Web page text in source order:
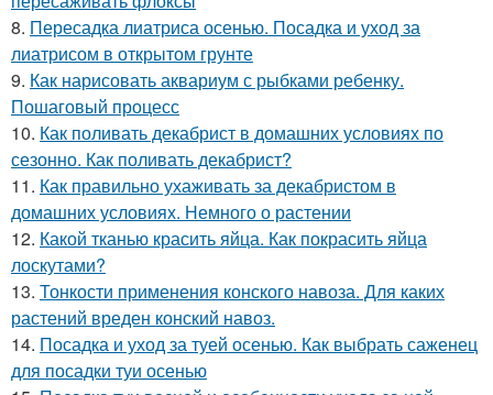
8. Пересадка лиатриса осенью. Посадка и уход за
лиатрисом в открытом грунте
9. Как нарисовать аквариум с рыбками ребенку.
Пошаговый процесс
10. Как поливать декабрист в домашних условиях по
сезонно. Как поливать декабрист?
11. Как правильно ухаживать за декабристом в
домашних условиях. Немного о растении
12. Какой тканью красить яйца. Как покрасить яйца
лоскутами?
13. Тонкости применения конского навоза. Для каких
растений вреден конский навоз.
14. Посадка и уход за туей осенью. Как выбрать саженец
для посадки туи осенью